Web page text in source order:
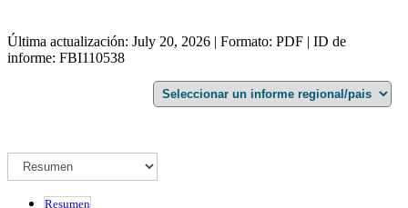
Última actualización: July 20, 2026 | Formato: PDF | ID de
informe: FBI110538
Resumen